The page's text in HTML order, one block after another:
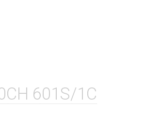
601S/1C